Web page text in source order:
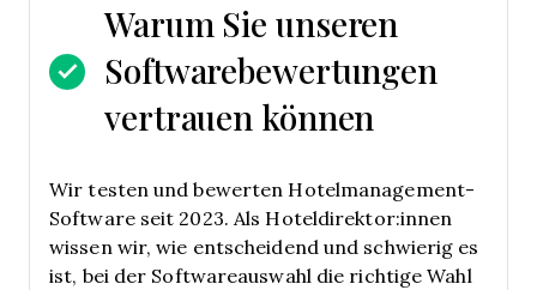
Warum Sie unseren
Softwarebewertungen
vertrauen können
Wir testen und bewerten Hotelmanagement-
Software seit 2023. Als Hoteldirektor:innen
wissen wir, wie entscheidend und schwierig es
ist, bei der Softwareauswahl die richtige Wahl